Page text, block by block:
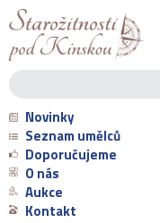
Novinky
Seznam umělců
Doporučujeme
O nás
Aukce
Kontakt